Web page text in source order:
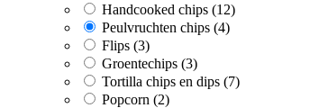
Handcooked chips (12)
Peulvruchten chips (4)
Flips (3)
Groentechips (3)
Tortilla chips en dips (7)
Popcorn (2)